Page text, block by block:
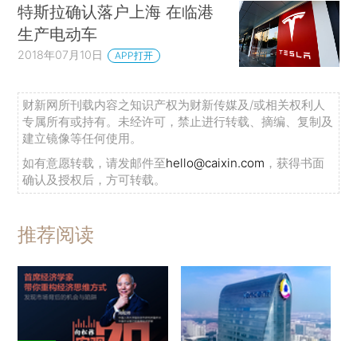
特斯拉确认落户上海 在临港
生产电动车
2018年07月10日 APP打开
财新网所刊载内容之知识产权为财新传媒及/或相关权利人
专属所有或持有。未经许可，禁止进行转载、摘编、复制及
建立镜像等任何使用。
如有意愿转载，请发邮件至hello@caixin.com ，获得书面
确认及授权后，方可转载。
推荐阅读